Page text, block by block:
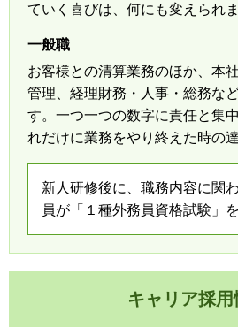
ていく喜びは、何にも変えられま
一般職
お客様との清算業務のほか、本
管理、経理財務・人事・総務な
す。一つ一つの数字に責任と集
れだけに業務をやり終えた時の
新人研修後に、職務内容に関
員が「１種外務員資格試験」
キャリア採用